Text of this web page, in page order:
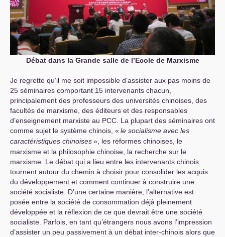
Débat dans la Grande salle de l’Ecole de Marxisme
Je regrette qu’il me soit impossible d’assister aux pas moins de
25 séminaires comportant 15 intervenants chacun,
principalement des professeurs des universités chinoises, des
facultés de marxisme, des éditeurs et des responsables
d’enseignement marxiste au PCC . La plupart des séminaires ont
comme sujet le système chinois, « le socialisme avec les
caractéristiques chinoises», les réformes chinoises, le
marxisme et la philosophie chinoise, la recherche sur le
marxisme. Le débat qui a lieu entre les intervenants chinois
tournent autour du chemin à choisir pour consolider les acquis
du développement et comment continuer à construire une
société socialiste. D’une certaine manière, l’alternative est
posée entre la société de consommation déjà pleinement
développée et la réflexion de ce que devrait être une société
socialiste. Parfois, en tant qu’étrangers nous avons l’impression
d’assister un peu passivement à un débat inter-chinois alors que